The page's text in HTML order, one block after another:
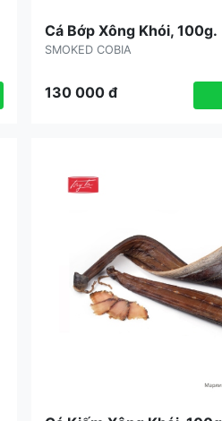
Cá Bớp Xông Khói, 100g.
SMOKED COBIA
130 000 đ